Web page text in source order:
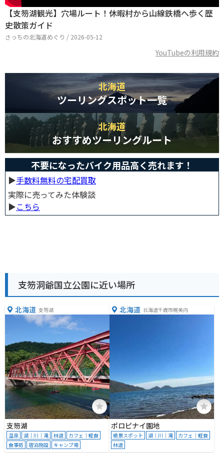
【支笏湖観光】穴場ルート！休暇村から山線鉄橋へ歩く歴
史散策ガイド
さっちの北海道めぐり / 2026-05-12
YouTubeの利用規約
北海道
ツーリングスポット一覧
北海道
おすすめツーリングルート
不要になったバイク用品高く売れます！
▶︎手数料無料の宅配買取
実際に売ってみた体験談
▶︎こちら
支笏洞爺国立公園に近い場所
北海道 支笏湖
支笏湖
温泉 湖｜川｜滝 林道
カフェ｜軽食
食事処
宿泊施設 キャンプ場
北海道 北海道千歳市幌美内
ポロピナイ園地
絶景スポット 湖｜川｜滝
カフェ｜軽食
林道